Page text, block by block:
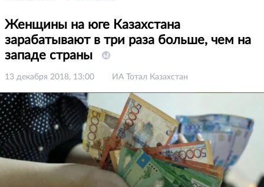
Женщины на юге Казахстана
зарабатывают в три раза больше, чем на
западе страны
13 декабря 2018, 13:00 ИА Тотал Казахстан